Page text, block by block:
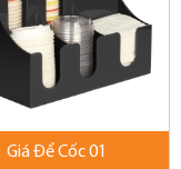
Giá Để Cốc 01